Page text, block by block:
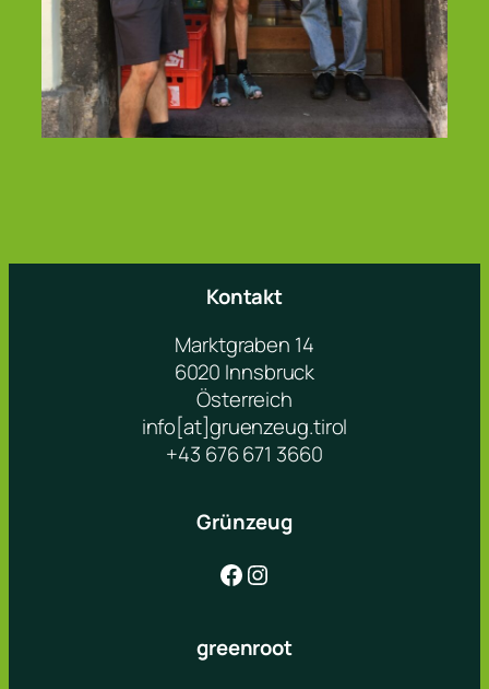
Kontakt
Marktgraben 14
6020 Innsbruck
Österreich
info[at]gruenzeug.tirol
+43 676 671 3660
Grünzeug
Facebook Instagram
greenroot